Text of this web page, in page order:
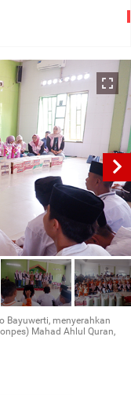
Bayuwerti, menyerahkan
Mahad Ahlul Quran,